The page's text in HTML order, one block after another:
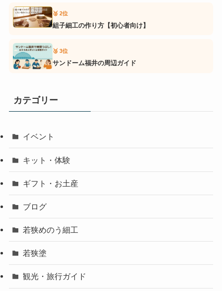
🥈 2位
組子細工の作り方【初心者向け】
🥉 3位
サンドーム福井の周辺ガイド
カテゴリー
イベント
キット・体験
ギフト・お土産
ブログ
若狭めのう細工
若狭塗
観光・旅行ガイド